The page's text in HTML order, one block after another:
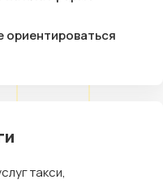
ориентироваться
такси,